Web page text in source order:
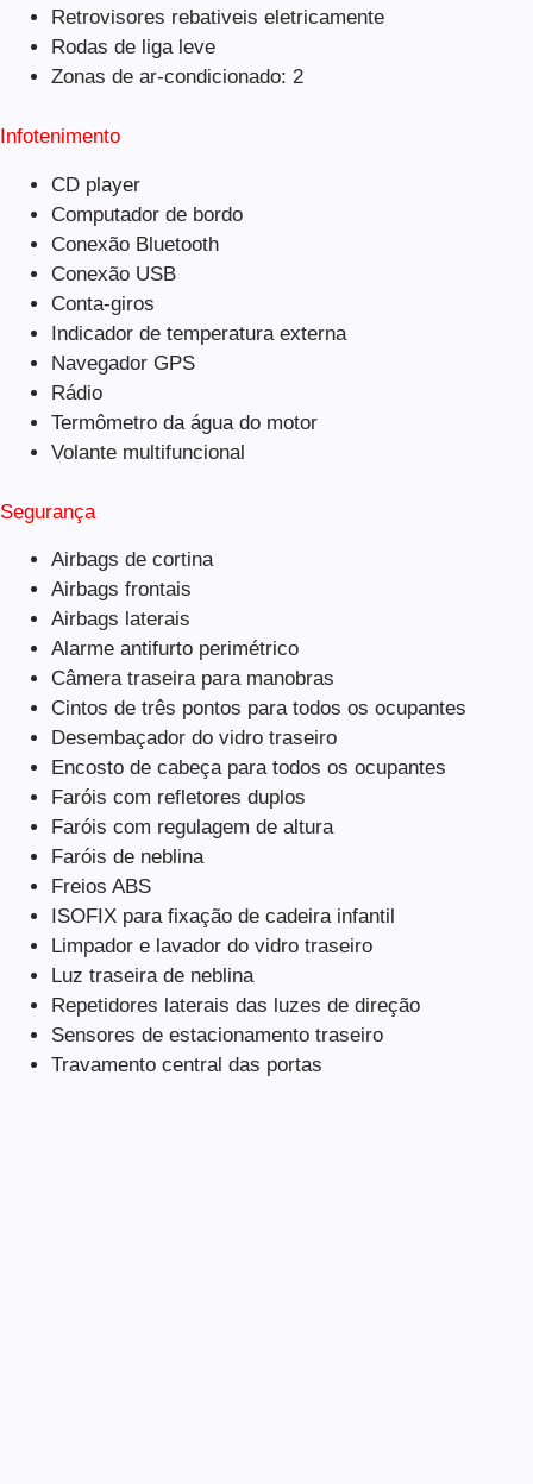
Retrovisores rebativeis eletricamente
Rodas de liga leve
Zonas de ar-condicionado: 2
Infotenimento
CD player
Computador de bordo
Conexão Bluetooth
Conexão USB
Conta-giros
Indicador de temperatura externa
Navegador GPS
Rádio
Termômetro da água do motor
Volante multifuncional
Segurança
Airbags de cortina
Airbags frontais
Airbags laterais
Alarme antifurto perimétrico
Câmera traseira para manobras
Cintos de três pontos para todos os ocupantes
Desembaçador do vidro traseiro
Encosto de cabeça para todos os ocupantes
Faróis com refletores duplos
Faróis com regulagem de altura
Faróis de neblina
Freios ABS
ISOFIX para fixação de cadeira infantil
Limpador e lavador do vidro traseiro
Luz traseira de neblina
Repetidores laterais das luzes de direção
Sensores de estacionamento traseiro
Travamento central das portas